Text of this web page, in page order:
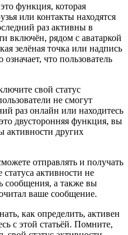
функция, которая
или контакты находятся
раз активны в
включён, рядом с аватаркой
зелёная точка или надпись
что пользователь
свой статус
не смогут
раз онлайн или находитесь
двусторонняя функция, вы
активности других
отправлять и получать
активности не
сообщения, а также вы
ваше сообщение.
как определить, активен
с этой статьёй. Помните,